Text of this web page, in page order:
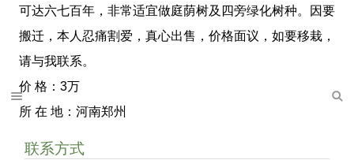
可达六七百年，非常适宜做庭荫树及四旁绿化树种。因要
搬迁，本人忍痛割爱，真心出售，价格面议，如要移栽，
请与我联系。
价 格：3万
所 在 地：河南郑州
联系方式